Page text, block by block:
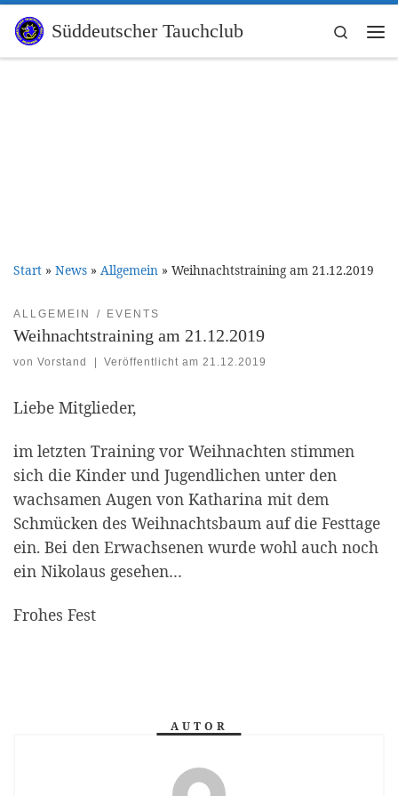
Zum Inhalt springen
Süddeutscher Tauchclub
Search
Start » News » Allgemein » Weihnachtstraining am 21.12.2019
ALLGEMEIN EVENTS
Weihnachtstraining am 21.12.2019
von Vorstand Veröffentlicht am21.12.2019
Liebe Mitglieder,
im letzten Training vor Weihnachten stimmen
sich die Kinder und Jugendlichen unter den
wachsamen Augen von Katharina mit dem
Schmücken des Weihnachtsbaum auf die Festtage
ein. Bei den Erwachsenen wurde wohl auch noch
ein Nikolaus gesehen…
Frohes Fest
AUTOR